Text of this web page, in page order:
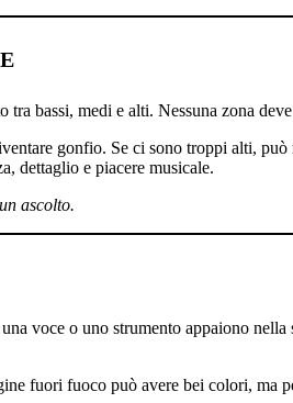
tra bassi, medi e alti. Nessuna zona
gonfio. Se ci sono troppi alti,
dettaglio e piacere musicale.
ascolto.
voce o uno strumento appaiono
fuori fuoco può avere bei colori, ma